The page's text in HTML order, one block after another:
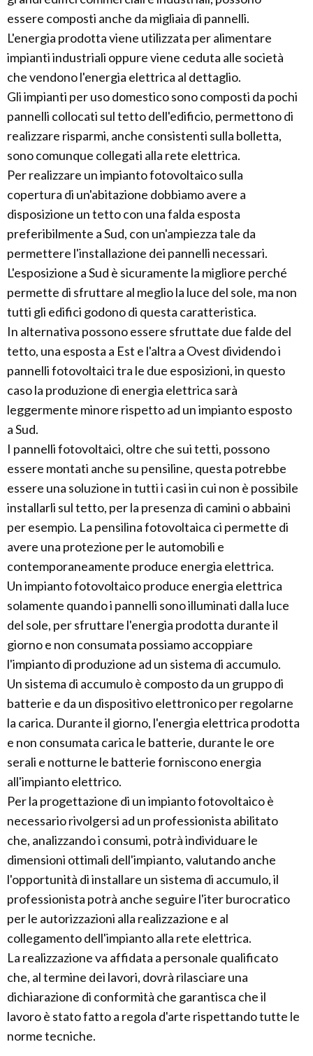
essere composti anche da migliaia di pannelli.
L'energia prodotta viene utilizzata per alimentare
impianti industriali oppure viene ceduta alle società
che vendono l'energia elettrica al dettaglio.
Gli impianti per uso domestico sono composti da pochi
pannelli collocati sul tetto dell'edificio, permettono di
realizzare risparmi, anche consistenti sulla bolletta,
sono comunque collegati alla rete elettrica.
Per realizzare un impianto fotovoltaico sulla
copertura di un'abitazione dobbiamo avere a
disposizione un tetto con una falda esposta
preferibilmente a Sud, con un'ampiezza tale da
permettere l'installazione dei pannelli necessari.
L'esposizione a Sud è sicuramente la migliore perché
permette di sfruttare al meglio la luce del sole, ma non
tutti gli edifici godono di questa caratteristica.
In alternativa possono essere sfruttate due falde del
tetto, una esposta a Est e l'altra a Ovest dividendo i
pannelli fotovoltaici tra le due esposizioni, in questo
caso la produzione di energia elettrica sarà
leggermente minore rispetto ad un impianto esposto
a Sud.
I pannelli fotovoltaici, oltre che sui tetti, possono
essere montati anche su pensiline, questa potrebbe
essere una soluzione in tutti i casi in cui non è possibile
installarli sul tetto, per la presenza di camini o abbaini
per esempio. La pensilina fotovoltaica ci permette di
avere una protezione per le automobili e
contemporaneamente produce energia elettrica.
Un impianto fotovoltaico produce energia elettrica
solamente quando i pannelli sono illuminati dalla luce
del sole, per sfruttare l'energia prodotta durante il
giorno e non consumata possiamo accoppiare
l'impianto di produzione ad un sistema di accumulo.
Un sistema di accumulo è composto da un gruppo di
batterie e da un dispositivo elettronico per regolarne
la carica. Durante il giorno, l'energia elettrica prodotta
e non consumata carica le batterie, durante le ore
serali e notturne le batterie forniscono energia
all'impianto elettrico.
Per la progettazione di un impianto fotovoltaico è
necessario rivolgersi ad un professionista abilitato
che, analizzando i consumi, potrà individuare le
dimensioni ottimali dell'impianto, valutando anche
l'opportunità di installare un sistema di accumulo, il
professionista potrà anche seguire l'iter burocratico
per le autorizzazioni alla realizzazione e al
collegamento dell'impianto alla rete elettrica.
La realizzazione va affidata a personale qualificato
che, al termine dei lavori, dovrà rilasciare una
dichiarazione di conformità che garantisca che il
lavoro è stato fatto a regola d'arte rispettando tutte le
norme tecniche.